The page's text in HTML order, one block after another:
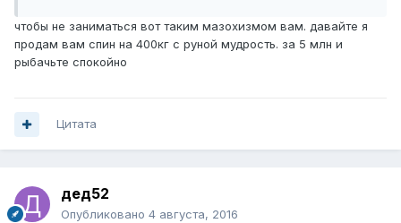
чтобы не заниматься вот таким мазохизмом вам. давайте я
продам вам спин на 400кг с руной мудрость. за 5 млн и
рыбачьте спокойно
Цитата
дед52
Опубликовано 4 августа, 2016